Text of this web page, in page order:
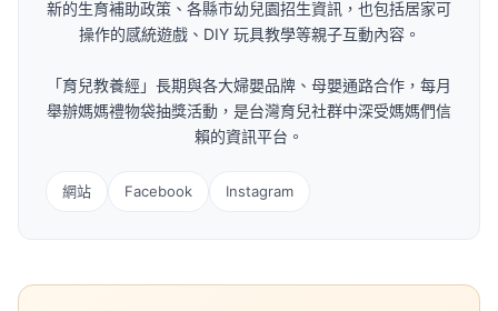
新的生育補助政策、各縣市幼兒園招生資訊，也包括居家可
操作的感統遊戲、DIY 玩具教學等親子互動內容。
「育兒教養經」長期與各大婦嬰品牌、母嬰通路合作，每月
舉辦媽媽禮物袋抽獎活動，是台灣育兒社群中深受媽媽們信
賴的資訊平台。
網站 Facebook Instagram